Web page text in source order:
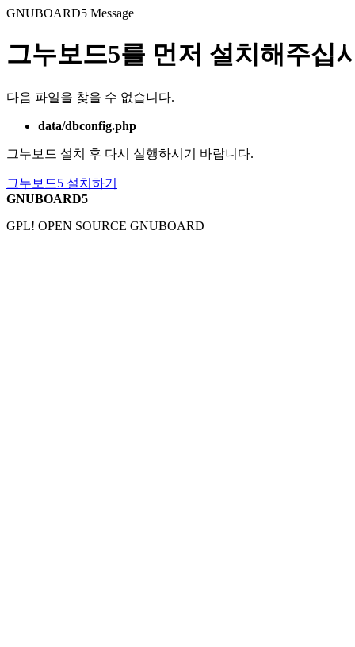
GNUBOARD5 Message
그누보드5를 먼저 설치해주십
다음 파일을 찾을 수 없습니다.
data/dbconfig.php
그누보드 설치 후 다시 실행하시기 바랍니다.
그누보드5 설치하기
GNUBOARD5
GPL! OPEN SOURCE GNUBOARD